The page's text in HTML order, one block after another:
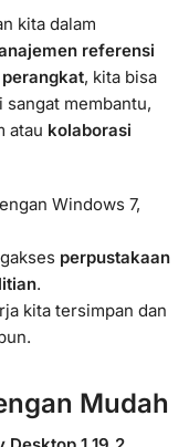
kita dalam
referensi
, kita bisa
sangat membantu,
atau kolaborasi
Windows 7,
perpustakaan
.
kita tersimpan dan
Mudah